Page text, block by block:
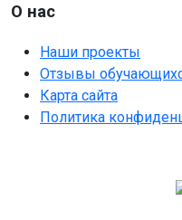
О нас
Наши проекты
Отзывы
Карта сайта
Политика